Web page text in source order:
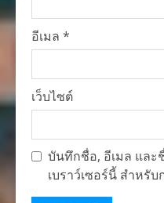
อีเมล *
เว็บไซต์
บันทึกชื่อ, อีเมล และ
เบราว์เซอร์นี้ สำหรั